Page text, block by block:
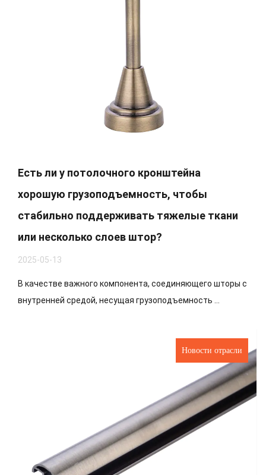
Есть ли у потолочного кронштейна
хорошую грузоподъемность, чтобы
стабильно поддерживать тяжелые ткани
или несколько слоев штор?
2025-05-13
В качестве важного компонента, соединяющего шторы с
внутренней средой, несущая грузоподъемность ...
Новости отрасли